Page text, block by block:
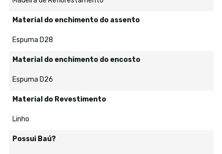
Material do enchimento do assento
Espuma D28
Material do enchimento do encosto
Espuma D26
Material do Revestimento
Linho
Possui Baú?